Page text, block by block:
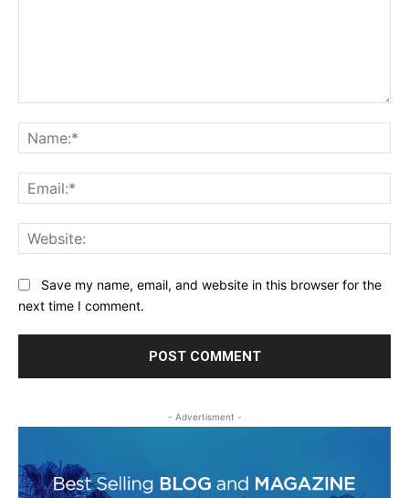
Save my name, email, and website in this browser for the
next time I comment.
- Advertisment -